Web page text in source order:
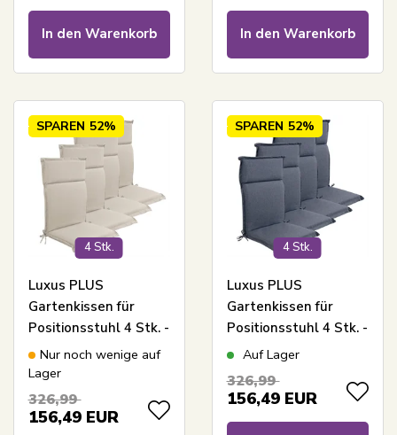
Kissen
In den Warenkorb In den Warenkorb
4 Stk.
SPAREN 52%
Luxus PLUS
Gartenkissen für
Positionsstuhl 4 Stk. -
Dicke Schaumkern 7
cm - Beige
Gartenkissen für
Gartenstuhl mit extra
Nur noch wenige auf
Lager
326,99
156,49 EUR
4 Stk.
SPAREN 52%
Luxus PLUS
Gartenkissen für
Positionsstuhl 4 Stk. -
Dicke Schaumkern 7
Gartenkissen für
Auf Lager
326,99
156,49 EUR